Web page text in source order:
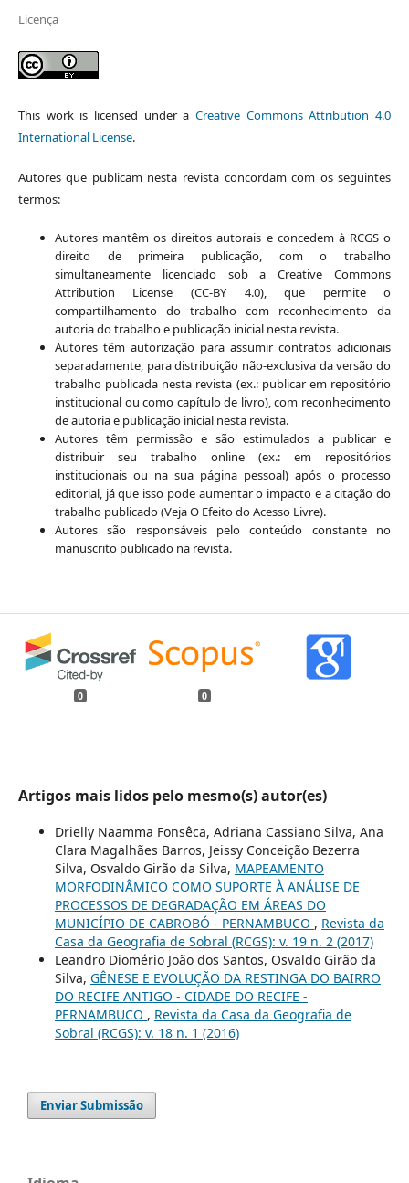
Licença
This work is licensed under aCreative Commons Attribution 4.0
International License.
Autores que publicam nesta revista concordam com os seguintes
termos:
Autores mantêm os direitos autorais e concedem à RCGS o
direito de primeira publicação, com o trabalho
simultaneamente licenciado sob a Creative Commons
Attribution License (CC-BY 4.0), que permite o
compartilhamento do trabalho com reconhecimento da
autoria do trabalho e publicação inicial nesta revista.
Autores têm autorização para assumir contratos adicionais
separadamente, para distribuição não-exclusiva da versão do
trabalho publicada nesta revista (ex.: publicar em repositório
institucional ou como capítulo de livro), com reconhecimento
de autoria e publicação inicial nesta revista.
Autores têm permissão e são estimulados a publicar e
distribuir seu trabalho online (ex.: em repositórios
institucionais ou na sua página pessoal) após o processo
editorial, já que isso pode aumentar o impacto e a citação do
trabalho publicado (Veja O Efeito do Acesso Livre).
Autores são responsáveis pelo conteúdo constante no
manuscrito publicado na revista.
0 0
Artigos mais lidos pelo mesmo(s) autor(es)
Drielly Naamma Fonsêca, Adriana Cassiano Silva, Ana
Clara Magalhães Barros, Jeissy Conceição Bezerra
Silva, Osvaldo Girão da Silva, MAPEAMENTO
MORFODINÂMICO COMO SUPORTE À ANÁLISE DE
PROCESSOS DE DEGRADAÇÃO EM ÁREAS DO
MUNICÍPIO DE CABROBÓ - PERNAMBUCO , Revista da
Casa da Geografia de Sobral (RCGS): v. 19 n. 2 (2017)
Leandro Diomério João dos Santos, Osvaldo Girão da
Silva, GÊNESE E EVOLUÇÃO DA RESTINGA DO BAIRRO
DO RECIFE ANTIGO - CIDADE DO RECIFE -
PERNAMBUCO , Revista da Casa da Geografia de
Sobral (RCGS): v. 18 n. 1 (2016)
Enviar Submissão